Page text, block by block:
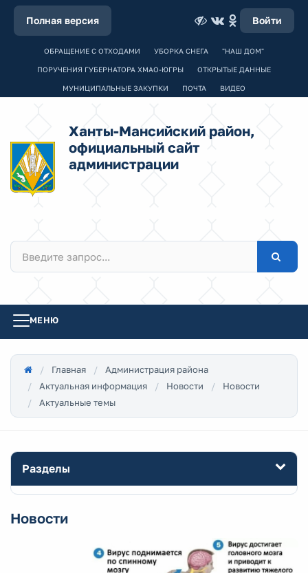
Полная версия Войти
ОБРАЩЕНИЕ С ОТХОДАМИ УБОРКА СНЕГА "НАШ ДОМ"
ПОРУЧЕНИЯ ГУБЕРНАТОРА ХМАО-ЮГРЫ ОТКРЫТЫЕ ДАННЫЕ
МУНИЦИПАЛЬНЫЕ ЗАКУПКИ ПОЧТА ВИДЕО
Ханты-Мансийский район,
официальный сайт
администрации
МЕНЮ
Главная
Администрация района
Актуальная информация
Новости
Новости
Актуальные темы
Разделы
Новости